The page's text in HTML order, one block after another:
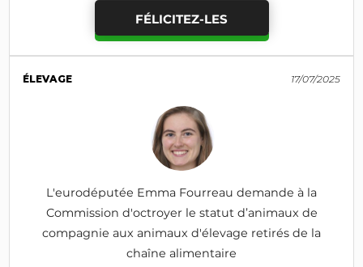
FÉLICITEZ-LES
ÉLEVAGE 17/07/2025
L'eurodéputée Emma Fourreau demande à la
Commission d'octroyer le statut d’animaux de
compagnie aux animaux d'élevage retirés de la
chaîne alimentaire